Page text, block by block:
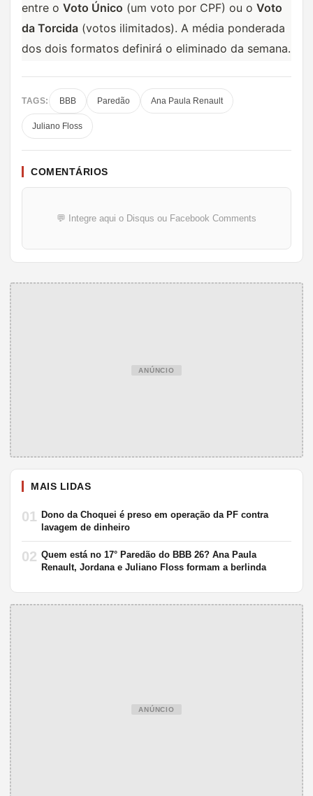
entre o Voto Único (um voto por CPF) ou o Voto
da Torcida (votos ilimitados). A média ponderada
dos dois formatos definirá o eliminado da semana.
TAGS: BBB Paredão Ana Paula Renault
Juliano Floss
COMENTÁRIOS
💬 Integre aqui o Disqus ou Facebook Comments
ANÚNCIO
MAIS LIDAS
01 Dono da Choquei é preso em operação da PF contra
lavagem de dinheiro
02 Quem está no 17° Paredão do BBB 26? Ana Paula
Renault, Jordana e Juliano Floss formam a berlinda
ANÚNCIO